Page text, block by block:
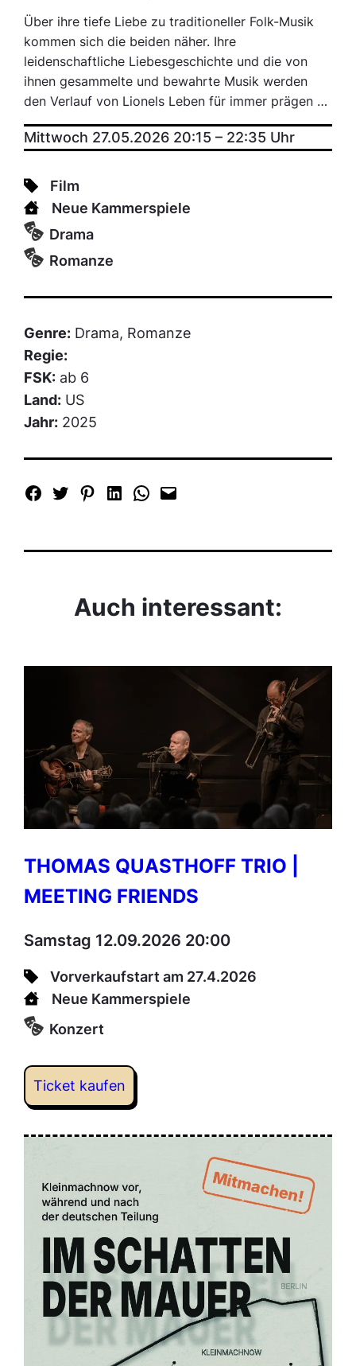
Über ihre tiefe Liebe zu traditioneller Folk-Musik
kommen sich die beiden näher. Ihre
leidenschaftliche Liebesgeschichte und die von
ihnen gesammelte und bewahrte Musik werden
den Verlauf von Lionels Leben für immer prägen …
Mittwoch 27.05.2026 20:15 – 22:35 Uhr
Film
Neue Kammerspiele
Drama
Romanze
Genre: Drama, Romanze
Regie:
FSK: ab 6
Land: US
Jahr: 2025
Auch interessant:
THOMAS QUASTHOFF TRIO |
MEETING FRIENDS
Samstag 12.09.2026 20:00
Vorverkaufstart am 27.4.2026
Neue Kammerspiele
Konzert
Ticket kaufen